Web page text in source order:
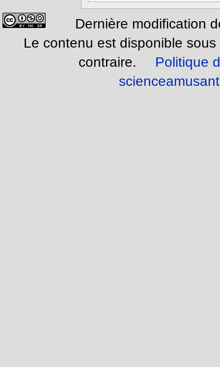
Dernière modification
Le contenu est disponible
contraire.
Politique